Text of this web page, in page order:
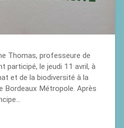
Thomas, professeure de
participé, le jeudi 11 avril, à
et de la biodiversité à la
Bordeaux Métropole. Après